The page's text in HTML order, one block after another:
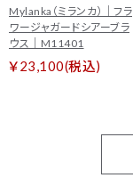
Mylanka（ミランカ）｜フラ
ワージャガードシアーブラ
ウス｜M11401
￥23,100(税込)